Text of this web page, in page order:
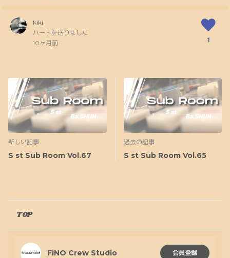
kiki
ハートを送りました
10ヶ月前
1
新しい記事
S st Sub Room Vol.67
過去の記事
S st Sub Room Vol.65
TOP
FiNO Crew Studio 会員登録